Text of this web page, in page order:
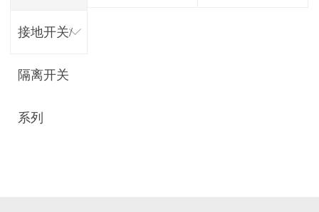
接地开关/
隔离开关
系列